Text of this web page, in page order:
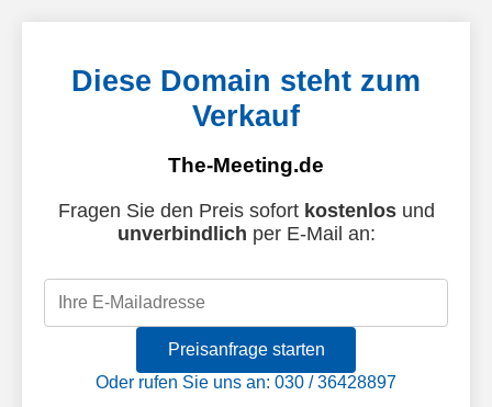
Diese Domain steht zum
Verkauf
The-Meeting.de
Fragen Sie den Preis sofort kostenlosund
unverbindlich per E-Mail an:
Preisanfrage starten
Oder rufen Sie uns an: 030 / 36428897